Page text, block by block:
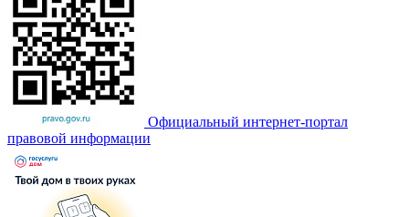
Официальный интернет-портал
правовой информации